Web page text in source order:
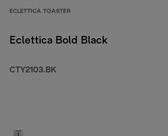
ECLETTICA TOASTER
Eclettica Bold Black
CTY2103.BK